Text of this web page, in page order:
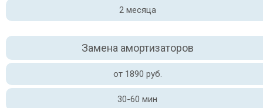
2 месяца
Замена амортизаторов
от 1890 руб.
30-60 мин